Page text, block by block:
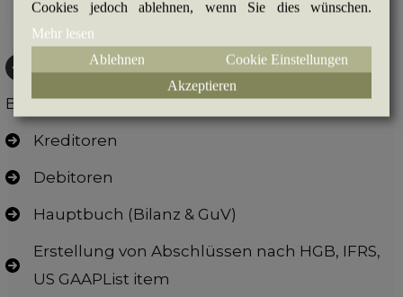
Buchhaltung
Kreditoren
Debitoren
Hauptbuch (Bilanz & GuV)
Erstellung von Abschlüssen nach HGB, IFRS,
US GAAPList item
Cookies jedoch ablehnen, wenn Sie dies wünschen.
Mehr lesen
Ablehnen
Cookie Einstellungen
Akzeptieren